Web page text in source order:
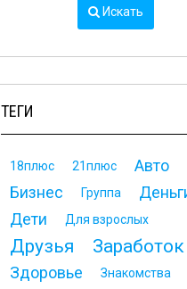
Искать
ТЕГИ
18плюс 21плюс
Авто
Бизнес
Группа
Дети
Для взрослых
Друзья Заработок
Здоровье
Знакомства